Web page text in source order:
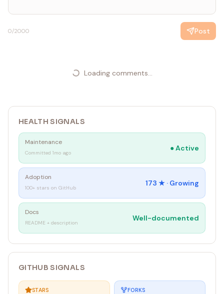
0/2000 Post
Loading comments...
HEALTH SIGNALS
Maintenance
Committed 1mo ago
●Active
Adoption
100+ stars on GitHub
173 ★ · Growing
Docs
README + description
Well-documented
GITHUB SIGNALS
STARS FORKS